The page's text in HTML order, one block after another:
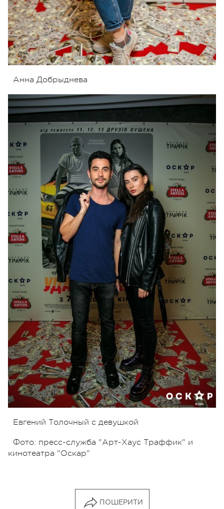
Анна Добрыднева
Евгений Толочный с девушкой
Фото: пресс-служба "Арт-Хаус Траффик" и
кинотеатра "Оскар"
ПОШЕРИТИ